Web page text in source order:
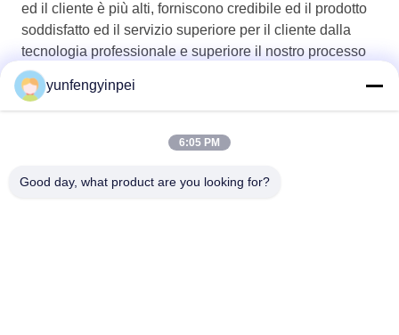
ed il cliente è più alti, forniscono credibile ed il prodotto
soddisfatto ed il servizio superiore per il cliente dalla
tecnologia professionale e superiore il nostro processo
di fabbricazione di quality.all sono conformemente alle
norme ISO9002.
yunfengyinpei
6:05 PM
Good day, what product are you looking for?